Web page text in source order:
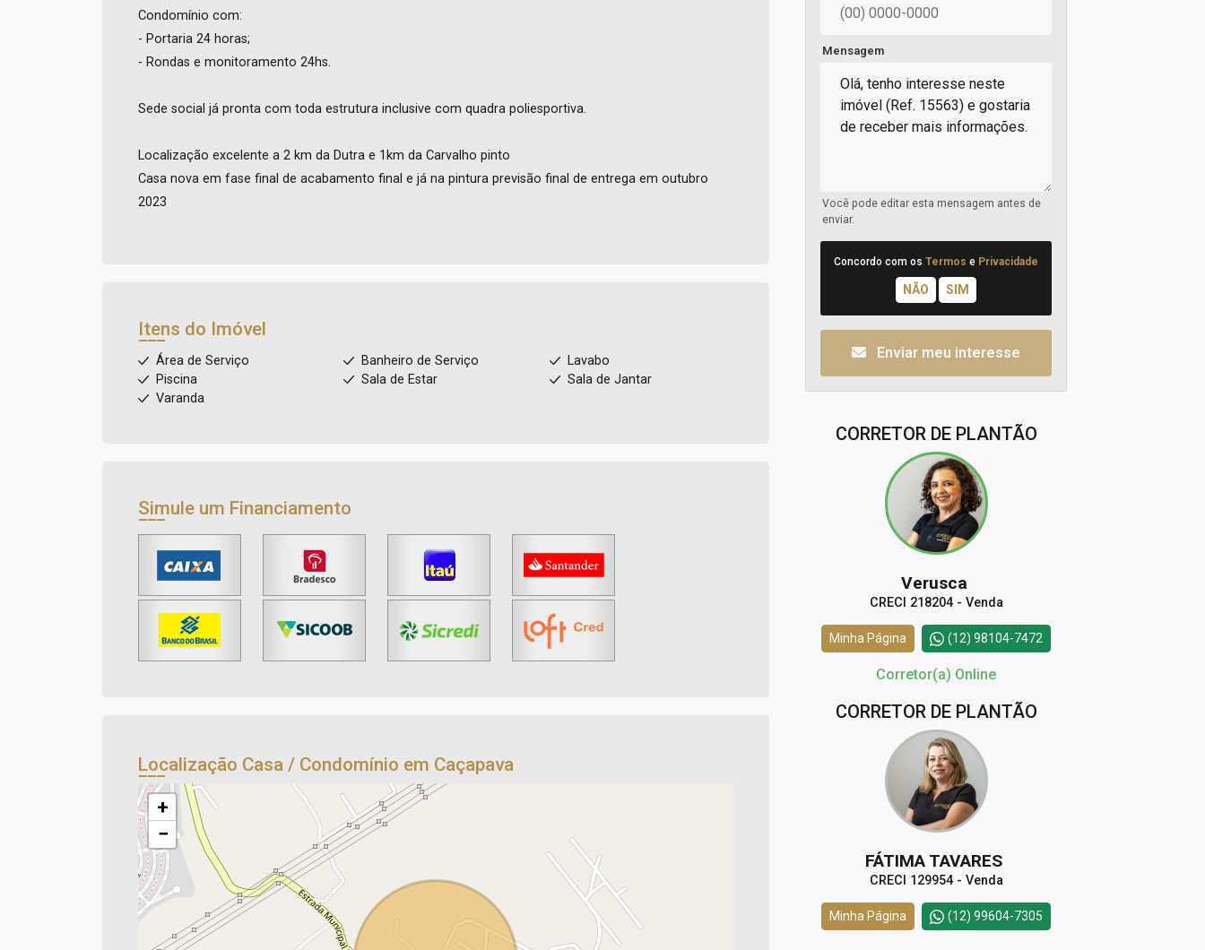
Condomínio com:
- Portaria 24 horas;
- Rondas e monitoramento 24hs.
Sede social já pronta com toda estrutura inclusive com quadra poliesportiva.
Localização excelente a 2 km da Dutra e 1km da Carvalho pinto
Casa nova em fase final de acabamento final e já na pintura previsão final de entrega em outubro
2023
Itens do Imóvel
Área de Serviço Banheiro de Serviço
Lavabo
Piscina
Sala de Estar
Sala de Jantar
Varanda
Simule um Financiamento
Localização Casa / Condomínio em Caçapava
+
−
Mensagem
Você pode editar esta mensagem antes de
enviar.
Concordo com os Termos e Privacidade
Enviar meu interesse
CORRETOR DE PLANTÃO
Verusca
CRECI 218204 - Venda
Minha Página (12) 98104-7472
Corretor(a) Online
CORRETOR DE PLANTÃO
FÁTIMA TAVARES
CRECI 129954 - Venda
Minha Página (12) 99604-7305